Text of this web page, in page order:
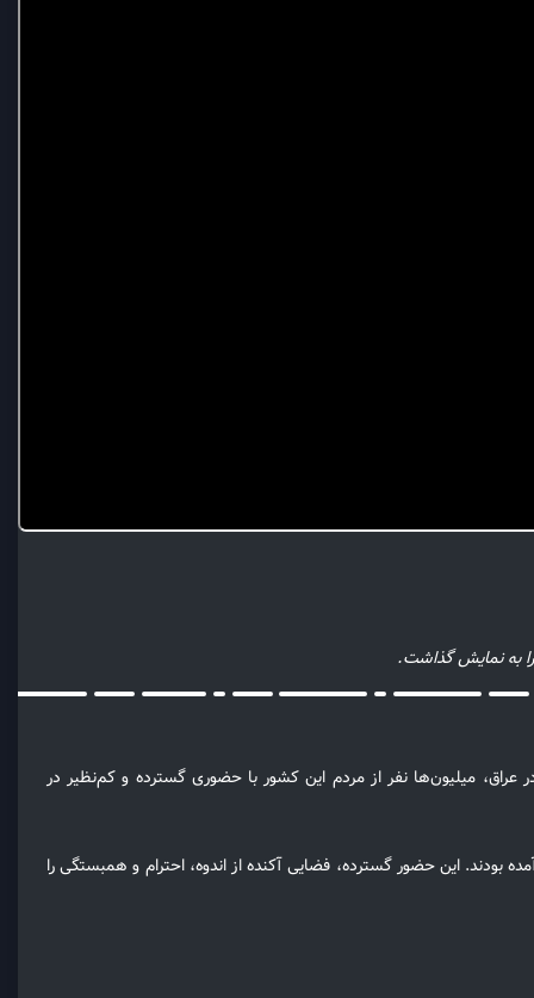
به نمایش گذاشت.
عراق، میلیون‌ها نفر از مردم این کشور با حضوری گسترده و کم‌نظیر در
این حضور گسترده، فضایی آکنده از اندوه، احترام و همبستگی را